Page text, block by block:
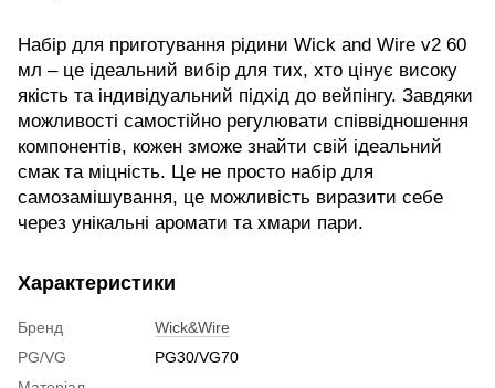
Набір для приготування рідини Wick and Wire v2 60
мл – це ідеальний вибір для тих, хто цінує високу
якість та індивідуальний підхід до вейпінгу. Завдяки
можливості самостійно регулювати співвідношення
компонентів, кожен зможе знайти свій ідеальний
смак та міцність. Це не просто набір для
самозамішування, це можливість виразити себе
через унікальні аромати та хмари пари.
Характеристики
Бренд
Wick&Wire
PG/VG
PG30/VG70